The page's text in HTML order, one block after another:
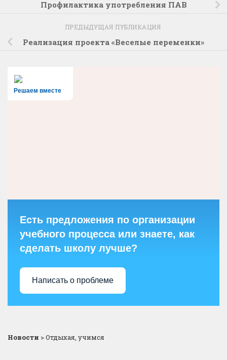
Профилактика употребления ПАВ
ПРЕДЫДУЩАЯ ПУБЛИКАЦИЯ
Реализация проекта «Веселые переменки»
Решаем вместе
Есть предложения по организации
учебного процесса или знаете, как
сделать школу лучше?
Написать о проблеме
Новости >Отдыхая, учимся